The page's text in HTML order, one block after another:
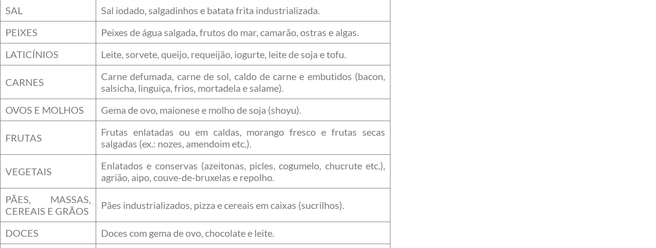
SAL
Sal iodado, salgadinhos e batata frita industrializada.
PEIXES
Peixes de água salgada, frutos do mar, camarão, ostras e algas.
LATICÍNIOS
Leite, sorvete, queijo, requeijão, iogurte, leite de soja e tofu.
CARNES
Carne defumada, carne de sol, caldo de carne e embutidos (bacon,
salsicha, linguiça, frios, mortadela e salame).
OVOS E MOLHOS
Gema de ovo, maionese e molho de soja (shoyu).
FRUTAS
Frutas enlatadas ou em caldas, morango fresco e frutas secas
salgadas (ex.: nozes, amendoim etc.).
VEGETAIS
Enlatados e conservas (azeitonas, picles, cogumelo, chucrute etc.),
agrião, aipo, couve-de-bruxelas e repolho.
PÃES, MASSAS,
CEREAIS E GRÃOS
Pães industrializados, pizza e cereais em caixas (sucrilhos).
DOCES Doces com gema de ovo, chocolate e leite.